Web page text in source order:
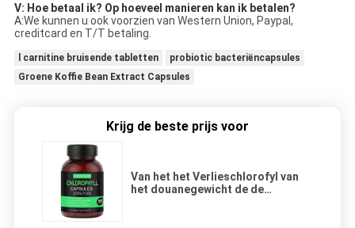
V: Hoe betaal ik? Op hoeveel manieren kan ik betalen?
A:We kunnen u ook voorzien van Western Union, Paypal,
creditcard en T/T betaling.
l carnitine bruisende tabletten
probiotic bacteriëncapsules
Groene Koffie Bean Extract Capsules
Krijg de beste prijs voor
Van het het Verlieschlorofyl van
het douanegewicht de de